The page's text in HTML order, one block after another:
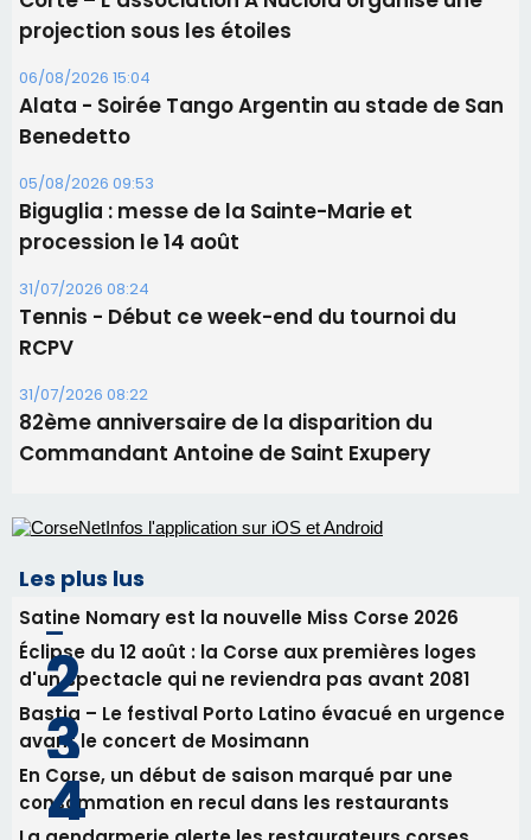
31/07/2026 08:24
Tennis - Début ce week-end du tournoi du
RCPV
31/07/2026 08:22
82ème anniversaire de la disparition du
Commandant Antoine de Saint Exupery
Les plus lus
Satine Nomary est la nouvelle Miss Corse 2026
d'un spectacle qui ne reviendra pas avant 2081
Bastia – Le festival Porto Latino évacué en urgence
avant le concert de Mosimann
consommation en recul dans les restaurants
face à une nouvelle escroquerie au faux vendeur de
vin
Newsletter
Inscrivez-vous à la newsletter de CNI et recevez par
email les infos les plus importantes et une sélection de
nos meilleurs articles